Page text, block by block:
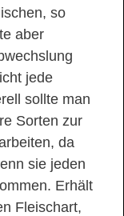
so
aber
jede
sollte man
Sorten zur
da
sie jeden
Erhält
Fleischart,